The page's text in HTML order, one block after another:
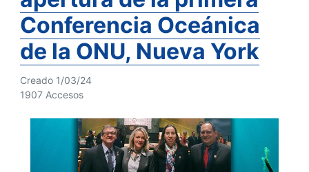
Conferencia Oceánica
de la ONU, Nueva York
Creado 1/03/24
1907 Accesos